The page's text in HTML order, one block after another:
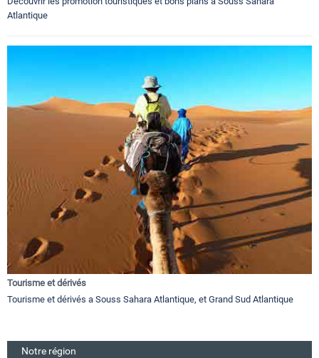
Atlantique
Tourisme et dérivés
Tourisme et dérivés a Souss Sahara Atlantique, et Grand Sud Atlantique
Notre région